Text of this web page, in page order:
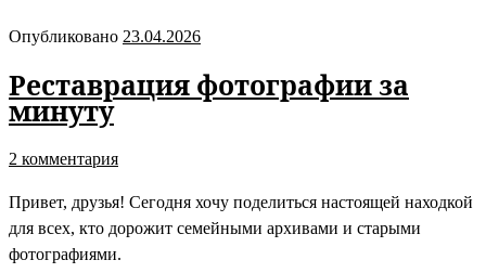
Опубликовано 23.04.2026
Реставрация фотографии за
минуту
2 комментария
Привет, друзья! Сегодня хочу поделиться настоящей находкой
для всех, кто дорожит семейными архивами и старыми
фотографиями.